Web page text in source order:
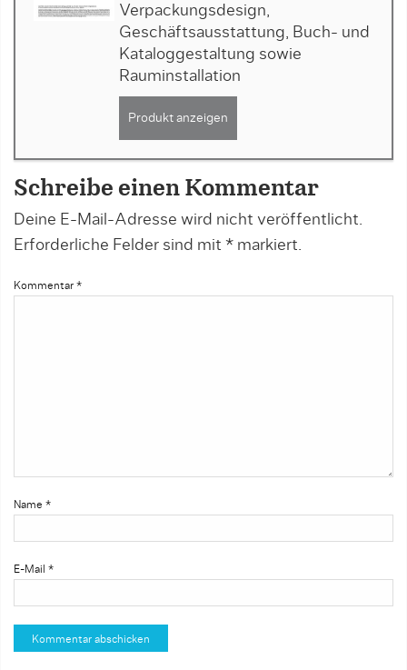
Verpackungsdesign,
Geschäftsausstattung, Buch- und
Kataloggestaltung sowie
Rauminstallation
Produkt anzeigen
Schreibe einen Kommentar
Deine E-Mail-Adresse wird nicht veröffentlicht.
Erforderliche Felder sind mit * markiert.
Kommentar *
Name *
E-Mail *